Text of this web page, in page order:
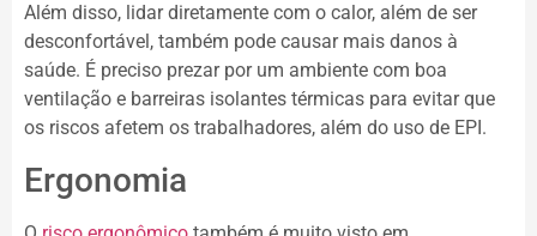
Além disso, lidar diretamente com o calor, além de ser
desconfortável, também pode causar mais danos à
saúde. É preciso prezar por um ambiente com boa
ventilação e barreiras isolantes térmicas para evitar que
os riscos afetem os trabalhadores, além do uso de EPI.
Ergonomia